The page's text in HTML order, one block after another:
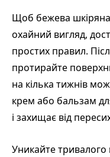
Щоб бежева шкіряна
охайний вигляд,
простих правил.
протирайте
на кілька тижнів
крем або бальзам
і захищає від
Уникайте